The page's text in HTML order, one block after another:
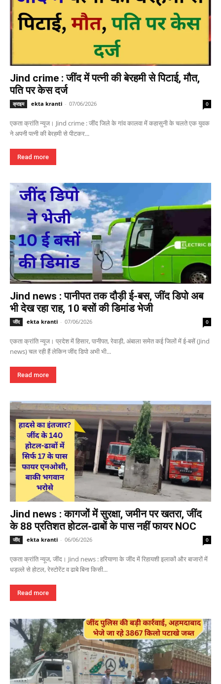
Jind crime : जींद में पत्नी की बेरहमी से पिटाई, मौत,
पति पर केस दर्ज
क्राइम ekta kranti - 07/06/2026 0
एकता क्रांति न्यूज। Jind crime : जींद जिले के गांव कालवा में कहासुनी के चलते एक युवक
ने अपनी पत्नी की बेरहमी से पीटकर...
Read more
Jind news : पानीपत तक दौड़ी ई-बस, जींद डिपो अब
भी देख रहा राह, 10 बसों की डिमांड भेजी
जींद ekta kranti - 07/06/2026 0
एकता क्रांति न्यूज। प्रदेश में हिसार, पानीपत, रेवाड़ी, अंबाला समेत कई जिलों में ई-बसें (Jind
news) चल रही हैं लेकिन जींद डिपो अभी भी...
Read more
Jind news : कागजों में सुरक्षा, जमीन पर खतरा, जींद
के 88 प्रतिशत होटल-ढाबों के पास नहीं फायर NOC
जींद ekta kranti - 06/06/2026 0
एकता क्रांति न्यूज, जींद। Jind news : हरियाणा के जींद में रिहायशी इलाकों और बाजारों में
धड़ल्ले से होटल, रेस्टोरेंट व ढाबे बिना किसी...
Read more